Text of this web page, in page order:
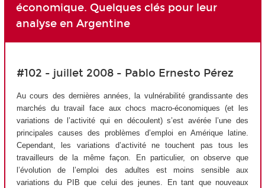
économique. Quelques clés pour leur
analyse en Argentine
#102 - juillet 2008 - Pablo Ernesto Pérez
Au cours des dernières années, la vulnérabilité grandissante des
marchés du travail face aux chocs macro-économiques (et les
variations de l’activité qui en découlent) s’est avérée l’une des
principales causes des problèmes d’emploi en Amérique latine.
Cependant, les variations d’activité ne touchent pas tous les
travailleurs de la même façon. En particulier, on observe que
l’évolution de l’emploi des adultes est moins sensible aux
variations du PIB que celui des jeunes. En tant que nouveaux